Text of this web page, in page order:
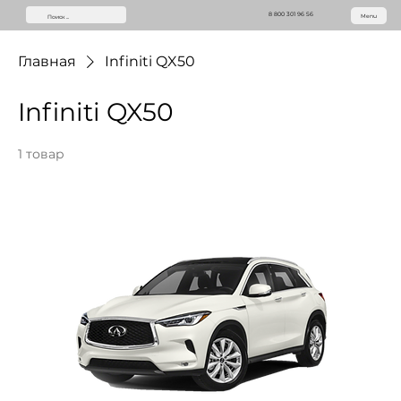
8 800 301 96 56 Menu
Главная Infiniti QX50
Infiniti QX50
1 товар